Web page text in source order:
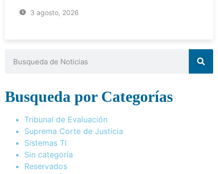
3 agosto, 2026
Busqueda por Categorías
Tribunal de Evaluación
Suprema Corte de Justicia
Sistemas TI
Sin categoría
Reservados